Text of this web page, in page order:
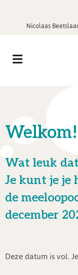
Nicolaas
Welkom!
Wat leuk
Je kunt je je
de
december
Deze datum is vol.